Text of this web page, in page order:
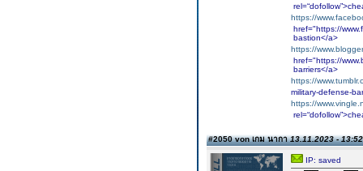
https://
href="https://
bastion</a>
https://
href="https://
barriers</a>
https://
military-defense-
https://
#2050 von เกม นากา13.11.2023 - 13:52
IP: saved